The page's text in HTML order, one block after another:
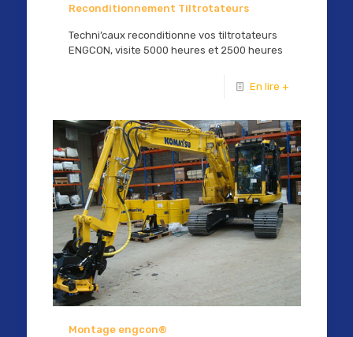
Reconditionnement Tiltrotateurs
Techni’caux reconditionne vos tiltrotateurs
ENGCON, visite 5000 heures et 2500 heures
En lire +
Montage engcon®